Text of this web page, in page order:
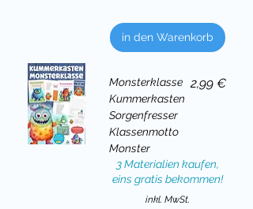
in den Warenkorb
Monsterklasse
Kummerkasten
Sorgenfresser
Klassenmotto
Monster
Preis
2,99 €
3 Materialien kaufen,
eins gratis bekommen!
inkl. MwSt.